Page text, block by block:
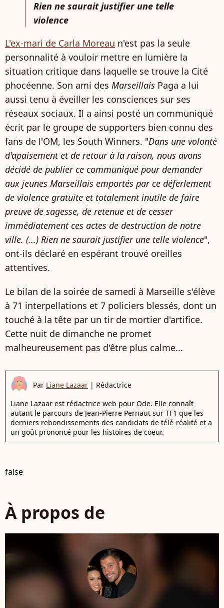
Rien ne saurait justifier une telle
violence
L'ex-mari de Carla Moreau n'est pas la seule
personnalité à vouloir mettre en lumière la
situation critique dans laquelle se trouve la Cité
phocéenne. Son ami des Marseillais Paga a lui
aussi tenu à éveiller les consciences sur ses
réseaux sociaux. Il a ainsi posté un communiqué
écrit par le groupe de supporters bien connu des
fans de l'OM, les South Winners. "Dans une volonté
d'apaisement et de retour à la raison, nous avons
décidé de publier ce communiqué pour demander
aux jeunes Marseillais emportés par ce déferlement
de violence gratuite et totalement inutile de faire
preuve de sagesse, de retenue et de cesser
immédiatement ces actes de destruction de notre
ville. (...) Rien ne saurait justifier une telle violence",
ont-ils déclaré en espérant trouvé oreilles
attentives.
Le bilan de la soirée de samedi à Marseille s'élève
à 71 interpellations et 7 policiers blessés, dont un
touché à la tête par un tir de mortier d'artifice.
Cette nuit de dimanche ne promet
malheureusement pas d'être plus calme...
Par Liane Lazaar | Rédactrice
Liane Lazaar est rédactrice web pour Ode. Elle connaît
autant le parcours de Jean-Pierre Pernaut sur TF1 que les
derniers rebondissements des candidats de télé-réalité et a
un goût prononcé pour les histoires de coeur.
false
À propos de